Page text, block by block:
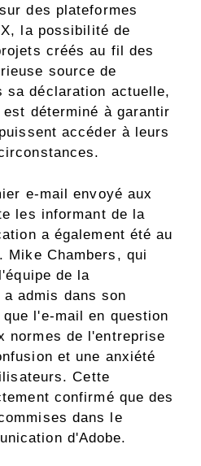
des plateformes
la possibilité de
créés au fil des
source de
sa déclaration actuelle,
déterminé à garantir
accéder à leurs
e-mail envoyé aux
les informant de la
a également été au
Mike Chambers, qui
de la
a admis dans son
l'e-mail en question
normes de l'entreprise
et une anxiété
Cette
confirmé que des
dans le
d'Adobe.